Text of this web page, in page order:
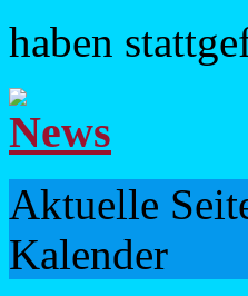
haben
Aktuelle
Kalender